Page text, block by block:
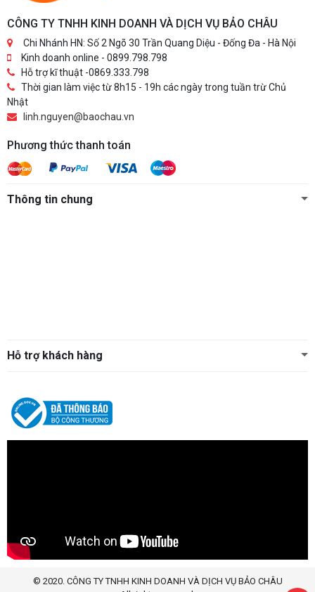
CÔNG TY TNHH KINH DOANH VÀ DỊCH VỤ BẢO CHÂU
Chi Nhánh HN: Số 2 Ngõ 30 Trần Quang Diệu - Đống Đa - Hà Nội
Kinh doanh online - 0899.798.798
Hỗ trợ kĩ thuật -0869.333.798
Thời gian làm việc từ 8h15 - 19h các ngày trong tuần trừ Chủ
Nhật
linh.nguyen@baochau.vn
Phương thức thanh toán
Thông tin chung
Hỗ trợ khách hàng
© 2020. CÔNG TY TNHH KINH DOANH VÀ DỊCH VỤ BẢO CHÂU